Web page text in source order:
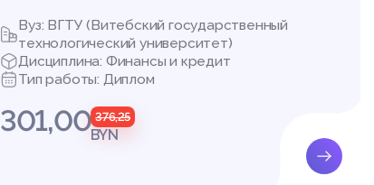
Вуз: ВГТУ (Витебский государственный
технологический университет)
Дисциплина: Финансы и кредит
Тип работы: Диплом
301,00 376,25
BYN